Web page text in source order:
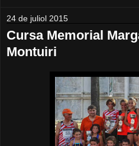
24 de juliol 2015
Cursa Memorial
Montuiri